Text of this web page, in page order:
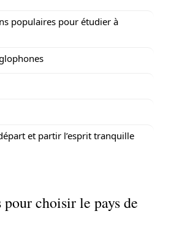
populaires pour étudier à
et partir l’esprit tranquille
choisir le pays de